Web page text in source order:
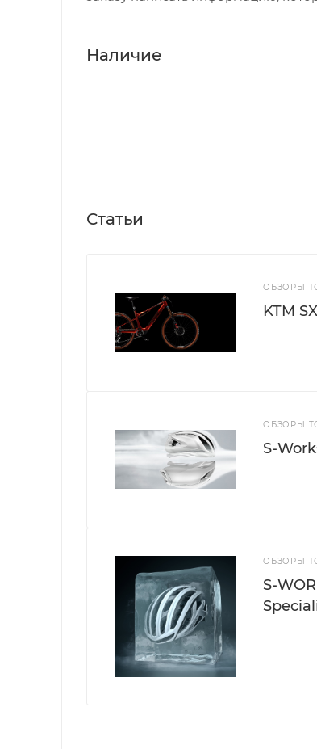
Наличие
Статьи
ОБЗОРЫ
KTM
ОБЗОРЫ
S-
ОБЗОРЫ
S-